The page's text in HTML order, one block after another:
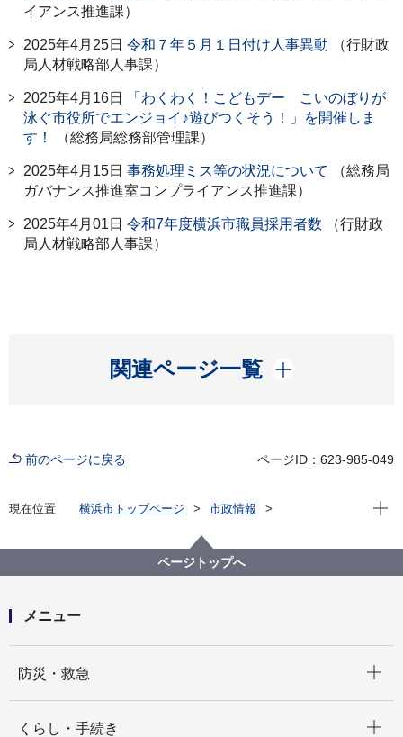
イアンス推進課）
2025年4月25日 令和７年５月１日付け人事異動 （行財政
局人材戦略部人事課）
2025年4月16日
「わくわく！こどもデー こいのぼりが
泳ぐ市役所でエンジョイ♪遊びつくそう！」を開催しま
す！
（総務局総務部管理課）
2025年4月15日 事務処理ミス等の状況について
（総務局
ガバナンス推進室コンプライアンス推進課）
2025年4月01日 令和7年度横浜市職員採用者数 （行財政
局人材戦略部人事課）
関連ページ一覧
開く
前のページに戻る ページID：623-985-049
現在位置 横浜市トップページ
市政情報
現在
ページトップへ
メニュー
防災・救急
くらし・手続き